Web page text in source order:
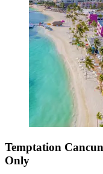
Temptation
Only